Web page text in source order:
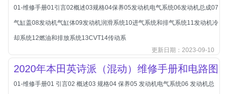
标致-进口
比亚迪
比亚迪
比亚迪-海外版
比亚迪商用车
比速
01-维修手册01引言02概述03规格04保养05发动机电气系统06发动机总成07
气缸盖08发动机气缸体09发动机润滑系统10进气系统和排气系统11发动机冷
却系统12燃油和排放系统13CVT14传动系
更新日期：2023-09-10
2020年本田英诗派（混动）维修手册和电路图
01-维修手册01 引言02 概述03 规格04 保养05 发动机电气系统06 发动机总